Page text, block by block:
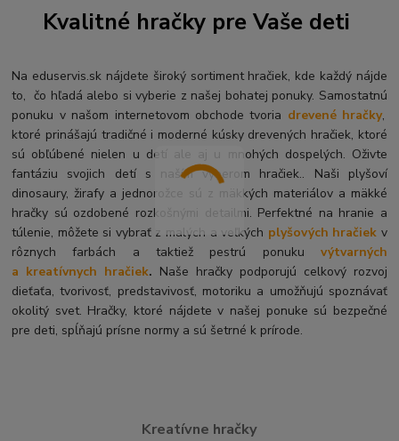
Kvalitné hračky pre Vaše deti
Na eduservis.sk nájdete široký sortiment hračiek, kde každý nájde
to, čo hľadá alebo si vyberie z našej bohatej ponuky. Samostatnú
ponuku v našom internetovom obchode tvoria drevené hračky,
ktoré prinášajú tradičné i moderné kúsky drevených hračiek, ktoré
sú obľúbené nielen u detí ale aj u mnohých dospelých. Oživte
fantáziu svojich detí s naším výberom hračiek.. Naši plyšoví
dinosaury, žirafy a jednorožce sú z mäkkých materiálov a mäkké
hračky sú ozdobené rozkošnými detailmi. Perfektné na hranie a
túlenie, môžete si vybrať z malých a veľkých plyšových hračiek v
rôznych farbách a taktiež pestrú ponuku výtvarných
a kreatívnych hračiek. Naše hračky podporujú celkový rozvoj
dieťaťa, tvorivosť, predstavivosť, motoriku a umožňujú spoznávať
okolitý svet. Hračky, ktoré nájdete v našej ponuke sú bezpečné
pre deti, spĺňajú prísne normy a sú šetrné k prírode.
Kreatívne hračky